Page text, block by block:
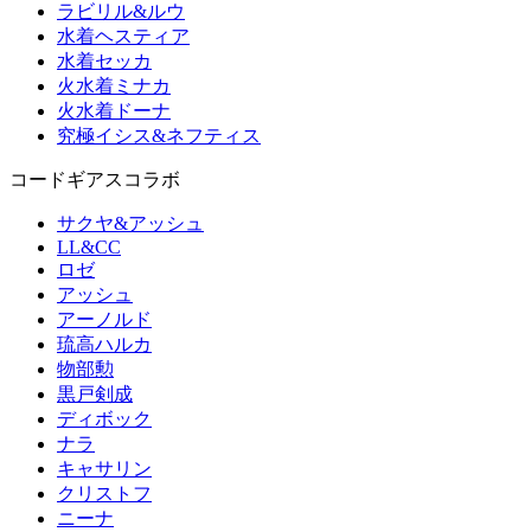
ラビリル&ルウ
水着ヘスティア
水着セッカ
火水着ミナカ
火水着ドーナ
究極イシス&ネフティス
コードギアスコラボ
サクヤ&アッシュ
LL&CC
ロゼ
アッシュ
アーノルド
琉高ハルカ
物部勲
黒戸剣成
ディボック
ナラ
キャサリン
クリストフ
ニーナ